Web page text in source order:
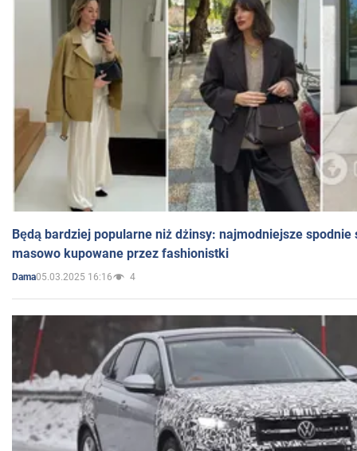
Będą bardziej popularne niż dżinsy: najmodniejsze spodnie
masowo kupowane przez fashionistki
Dama05.03.2025 16:16 4